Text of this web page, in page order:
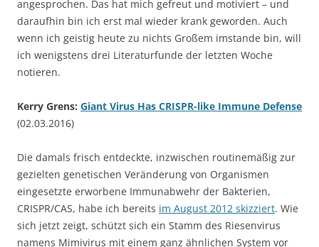
angesprochen. Das hat mich gefreut und motiviert – und
daraufhin bin ich erst mal wieder krank geworden. Auch
wenn ich geistig heute zu nichts Großem imstande bin, will
ich wenigstens drei Literaturfunde der letzten Woche
notieren.
Kerry Grens: Giant Virus Has CRISPR-like Immune Defense
(02.03.2016)
Die damals frisch entdeckte, inzwischen routinemäßig zur
gezielten genetischen Veränderung von Organismen
eingesetzte erworbene Immunabwehr der Bakterien,
CRISPR/CAS, habe ich bereits im August 2012 skizziert. Wie
sich jetzt zeigt, schützt sich ein Stamm des Riesenvirus
namens Mimivirus mit einem ganz ähnlichen System vor